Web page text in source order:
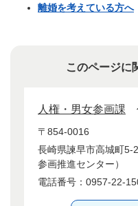
離婚を考えている方へ
このページに
人権・男女参画課
〒854-0016
長崎県諫早市高城町5-
参画推進センター）
電話番号：0957-22-